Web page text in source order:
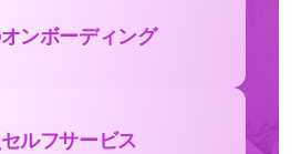
ンボーディング
ルフサービス